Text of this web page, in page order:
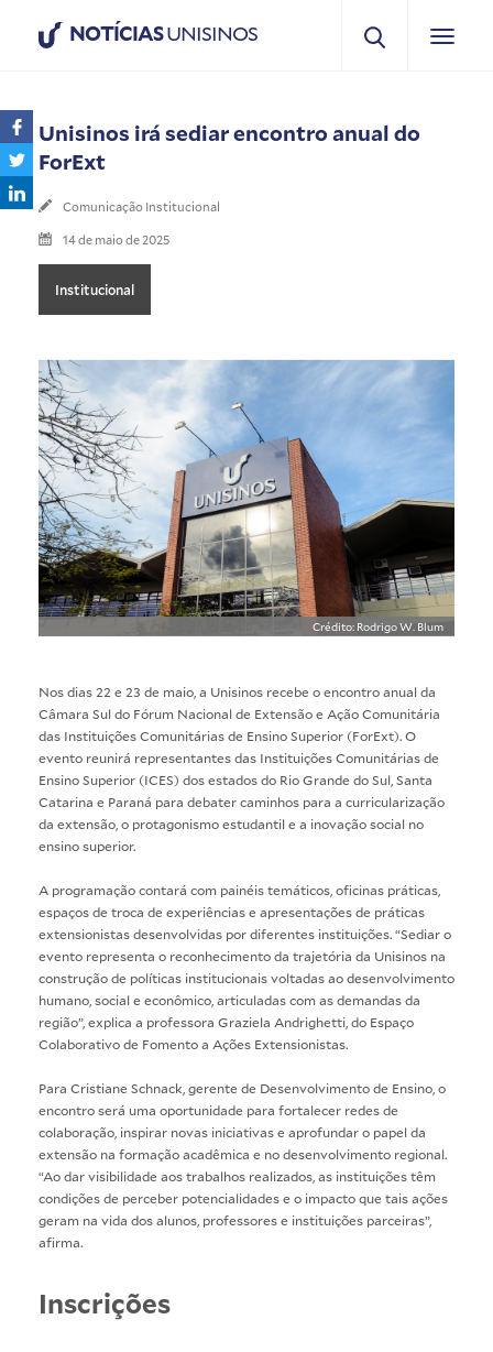
NOTÍCIASUNISINOS
Unisinos irá sediar encontro anual do
ForExt
Comunicação Institucional
14 de maio de 2025
Institucional
Crédito: Rodrigo W. Blum
Nos dias 22 e 23 de maio, a Unisinos recebe o encontro anual da
Câmara Sul do Fórum Nacional de Extensão e Ação Comunitária
das Instituições Comunitárias de Ensino Superior (ForExt). O
evento reunirá representantes das Instituições Comunitárias de
Ensino Superior (ICES) dos estados do Rio Grande do Sul, Santa
Catarina e Paraná para debater caminhos para a curricularização
da extensão, o protagonismo estudantil e a inovação social no
ensino superior.
A programação contará com painéis temáticos, oficinas práticas,
espaços de troca de experiências e apresentações de práticas
extensionistas desenvolvidas por diferentes instituições. “Sediar o
evento representa o reconhecimento da trajetória da Unisinos na
construção de políticas institucionais voltadas ao desenvolvimento
humano, social e econômico, articuladas com as demandas da
região”, explica a professora Graziela Andrighetti, do Espaço
Colaborativo de Fomento a Ações Extensionistas.
Para Cristiane Schnack, gerente de Desenvolvimento de Ensino, o
encontro será uma oportunidade para fortalecer redes de
colaboração, inspirar novas iniciativas e aprofundar o papel da
extensão na formação acadêmica e no desenvolvimento regional.
“Ao dar visibilidade aos trabalhos realizados, as instituições têm
condições de perceber potencialidades e o impacto que tais ações
geram na vida dos alunos, professores e instituições parceiras”,
afirma.
Inscrições